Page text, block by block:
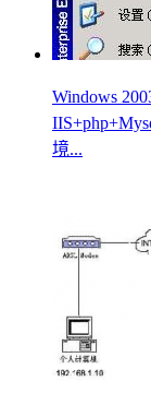
Windows
境...